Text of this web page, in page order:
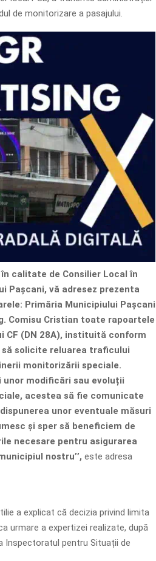
de monitorizare a pasajului.
în calitate de Consilier Local în
Pașcani, vă adresez prezenta
Primăria Municipiului Pașcani
Comisu Cristian toate rapoartele
CF (DN 28A), instituită conform
solicite reluarea traficului
monitorizării speciale.
modificări sau evoluții
acestea să fie comunicate
unor eventuale măsuri
și sper să beneficiem de
necesare pentru asigurarea
nostru’’, este adresa
a explicat că decizia privind limita
urmare a expertizei realizate, după
Inspectoratul pentru Situații de